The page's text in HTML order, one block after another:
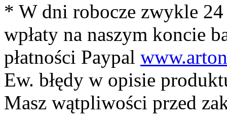
* W dni robocze zwykle
wpłaty na naszym koncie
płatności Paypal
Ew. błędy w opisie
Masz wątpliwości przed